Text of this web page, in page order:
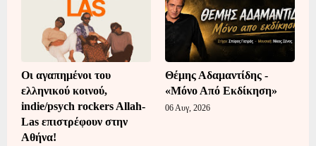
Οι αγαπημένοι του
ελληνικού κοινού,
indie/psych rockers Allah-
Las επιστρέφουν στην
Αθήνα!
Θέμης Αδαμαντίδης -
«Μόνο Από Εκδίκηση»
06 Αυγ, 2026